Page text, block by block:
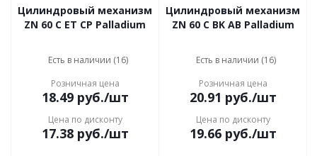
Цилиндровый механизм
ZN 60 C ET CP Palladium
Есть в наличии (16)
Розничная цена
18.49руб./шт
Цена по дисконту
17.38руб./шт
Цилиндровый механизм
ZN 60 C BK AB Palladium
Есть в наличии (16)
Розничная цена
20.91 руб./шт
Цена по дисконту
19.66руб./шт